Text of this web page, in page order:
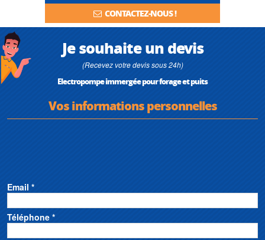
CONTACTEZ-NOUS !
Je souhaite un devis
(Recevez votre devis sous 24h)
Electropompe immergée pour forage et puits
Vos informations personnelles
Email *
Téléphone *